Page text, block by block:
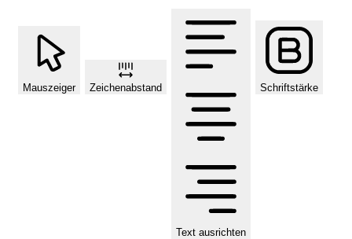
Mauszeiger Zeichenabstand
Text ausrichten
Schriftstärke